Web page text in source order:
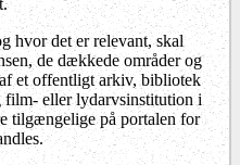
hvor det er relevant, skal
de dækkede områder og
et offentligt arkiv, bibliotek
film- eller lydarvsinstitution i
tilgængelige på portalen for